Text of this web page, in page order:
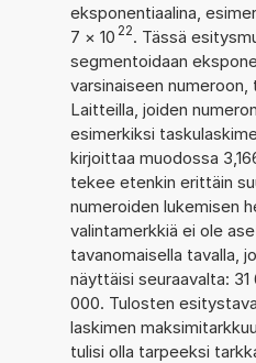
eksponentiaalina,
7 × 10 22. Tässä
segmentoidaan
varsinaiseen numeroon,
Laitteilla, joiden
esimerkiksi
kirjoittaa muodossa
tekee etenkin erittäin
numeroiden lukemisen
valintamerkkiä ei ole
tavanomaisella tavalla,
näyttäisi seuraavalta:
000. Tulosten
laskimen
tulisi olla tarpeeksi